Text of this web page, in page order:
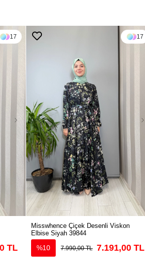
17
TL
17
Misswhence Çiçek Desenli Viskon
Elbise Siyah 39844
%10 7.990,00 TL 7.191,00 TL